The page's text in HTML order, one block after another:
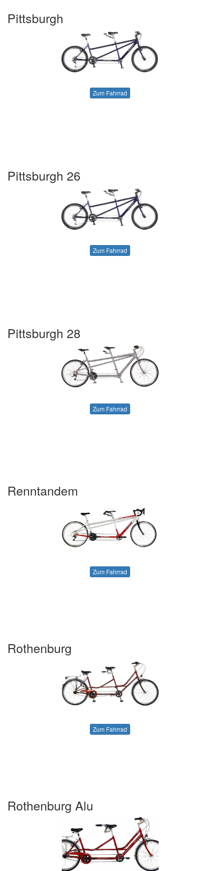
Pittsburgh
Zum Fahrrad
Pittsburgh 26
Zum Fahrrad
Pittsburgh 28
Zum Fahrrad
Renntandem
Zum Fahrrad
Rothenburg
Zum Fahrrad
Rothenburg Alu